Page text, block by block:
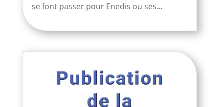
se font passer pour Enedis ou ses...